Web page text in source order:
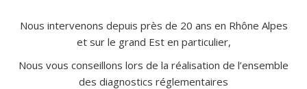
Nous intervenons depuis près de 20 ans en Rhône Alpes
et sur le grand Est en particulier,
Nous vous conseillons lors de la réalisation de l’ensemble
des diagnostics réglementaires